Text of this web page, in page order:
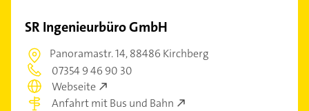
SR Ingenieurbüro GmbH
Panoramastr. 14,88486 Kirchberg
07354 9 46 90 30
Webseite
Anfahrt mit Bus und Bahn